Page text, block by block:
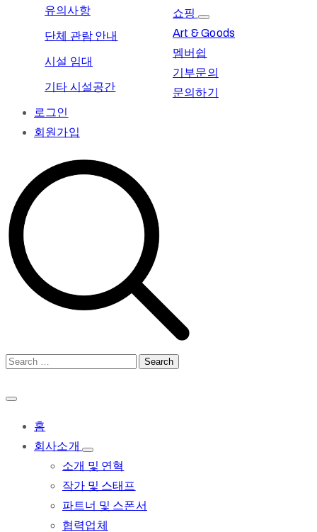
유의사항
단체 관람 안내
시설 임대
기타 시설공간
쇼핑
Art & Goods
멤버쉽
기부문의
문의하기
로그인
회원가입
홈
회사소개
소개 및 연혁
작가 및 스태프
파트너 및 스폰서
협력업체